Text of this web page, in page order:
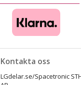
Kontakta oss
LGdelar.se/Spacetronic